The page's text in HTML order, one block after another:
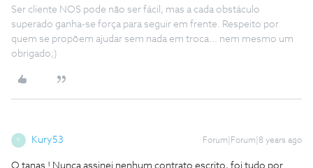
Ser cliente NOS pode não ser fácil, mas a cada obstáculo
superado ganha-se força para seguir em frente. Respeito por
quem se propõem ajudar sem nada em troca... nem mesmo um
obrigado;)
K Kury53 Forum|Forum|8 years ago
O tanas ! Nunca assinei nenhum contrato escrito, foi tudo por